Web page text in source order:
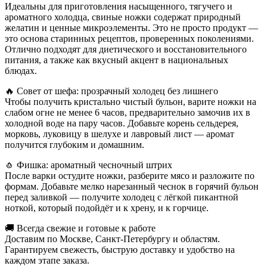
Идеальны для приготовления насыщенного, тягучего и
ароматного холодца, свиные ножки содержат природный
желатин и ценные микроэлементы. Это не просто продукт —
это основа старинных рецептов, проверенных поколениями.
Отлично подходят для диетического и восстановительного
питания, а также как вкусный акцент в национальных
блюдах.
🔥 Совет от шефа: прозрачный холодец без лишнего
Чтобы получить кристально чистый бульон, варите ножки на
слабом огне не менее 6 часов, предварительно замочив их в
холодной воде на пару часов. Добавьте корень сельдерея,
морковь, луковицу в шелухе и лавровый лист — аромат
получится глубоким и домашним.
🧄 Фишка: ароматный чесночный штрих
После варки остудите ножки, разберите мясо и разложите по
формам. Добавьте мелко нарезанный чеснок в горячий бульон
перед заливкой — получите холодец с лёгкой пикантной
ноткой, который подойдёт и к хрену, и к горчице.
🚚 Всегда свежие и готовые к работе
Доставим по Москве, Санкт-Петербургу и областям.
Гарантируем свежесть, быструю доставку и удобство на
каждом этапе заказа.